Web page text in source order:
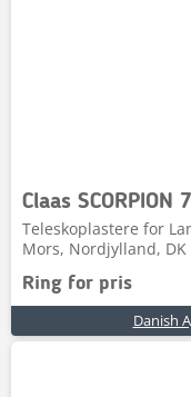
Claas SCORPION
Teleskoplastere for
Mors, Nordjylland, DK
Ring for pris
Danish